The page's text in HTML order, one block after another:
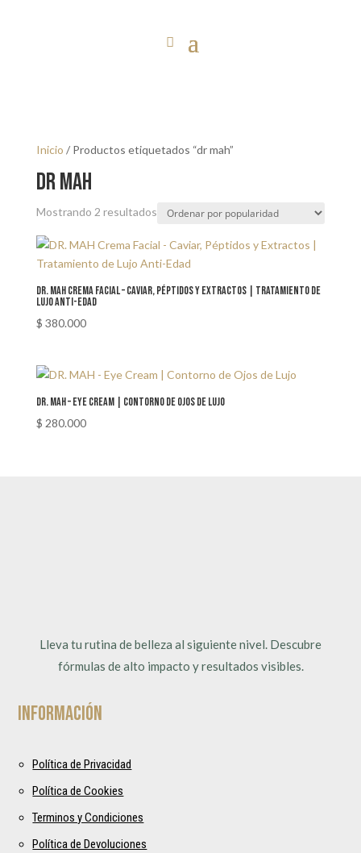
Inicio / Productos etiquetados “dr mah”
dr mah
Mostrando 2 resultadosSorted
popularity
DR. MAH Crema Facial – Caviar, Péptidos y Extractos | Tratamiento de
Lujo Anti-Edad
$ 380.000
DR. MAH – Eye Cream | Contorno de Ojos de Lujo
$ 280.000
Lleva tu rutina de belleza al siguiente nivel. Descubre
fórmulas de alto impacto y resultados visibles.
Información
Política de Privacidad
Política de Cookies
Terminos y Condiciones
Política de Devoluciones